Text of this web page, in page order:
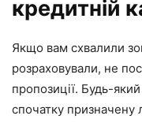
кредитній
Якщо вам схвалили
розраховували, не
пропозиції. Будь-
спочатку призначену